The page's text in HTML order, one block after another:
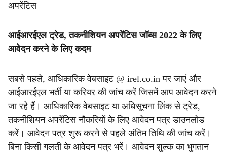
अपरेंटिस
आईआरईएल ट्रेड, तकनीशियन अपरेंटिस जॉब्स 2022 के लिए
आवेदन करने के लिए कदम
सबसे पहले, आधिकारिक वेबसाइट @ irel.co.in पर जाएं और
आईआरईएल भर्ती या करियर की जांच करें जिसमें आप आवेदन करने
जा रहे हैं। आधिकारिक वेबसाइट या अधिसूचना लिंक से ट्रेड,
तकनीशियन अपरेंटिस नौकरियों के लिए आवेदन पत्र डाउनलोड
करें। आवेदन पत्र शुरू करने से पहले अंतिम तिथि की जांच करें।
बिना किसी गलती के आवेदन पत्र भरें। आवेदन शुल्क का भुगतान